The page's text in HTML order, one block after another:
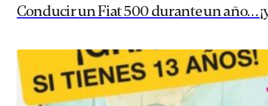
Conducir un Fiat 500 durante un año…